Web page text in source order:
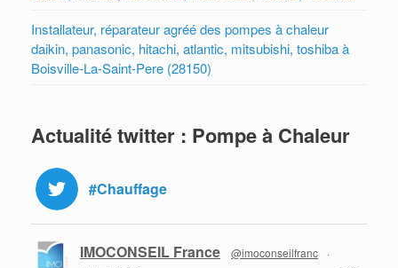
Installateur, réparateur agréé des pompes à chaleur
daikin, panasonic, hitachi, atlantic, mitsubishi, toshiba à
Boisville-La-Saint-Pere (28150)
Actualité twitter : Pompe à Chaleur
#Chauffage
IMOCONSEIL France @imoconseilfranc
·